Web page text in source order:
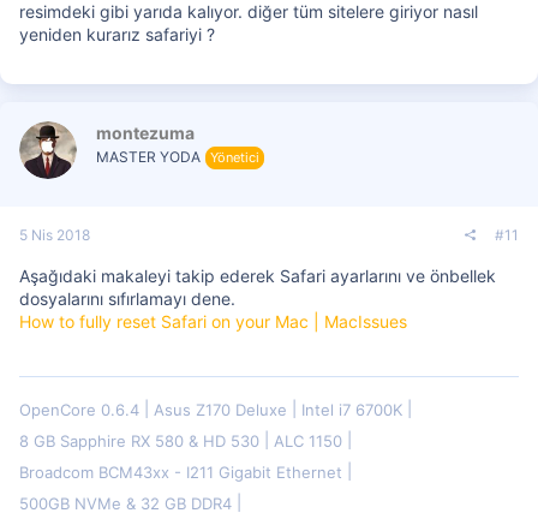
resimdeki gibi yarıda kalıyor. diğer tüm sitelere giriyor nasıl
yeniden kurarız safariyi ?
montezuma
MASTER YODA Yönetici
5 Nis 2018 #11
Aşağıdaki makaleyi takip ederek Safari ayarlarını ve önbellek
dosyalarını sıfırlamayı dene.
How to fully reset Safari on your Mac | MacIssues
OpenCore 0.6.4 Asus Z170 Deluxe
Intel i7 6700K
8 GB Sapphire RX 580 & HD 530
ALC 1150
Broadcom BCM43xx - I211 Gigabit Ethernet
500GB NVMe & 32 GB DDR4